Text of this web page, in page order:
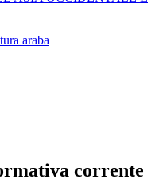
araba
corrente